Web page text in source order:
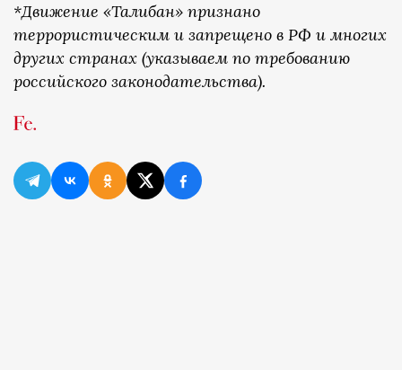
*Движение «Талибан» признано
террористическим и запрещено в РФ и многих
других странах (указываем по требованию
российского законодательства).